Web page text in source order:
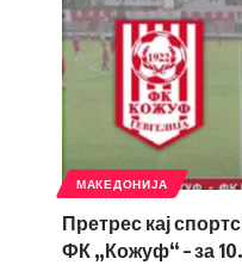
МАКЕДОНИЈА
Претрес кај
ФК „Кожуф“ – за